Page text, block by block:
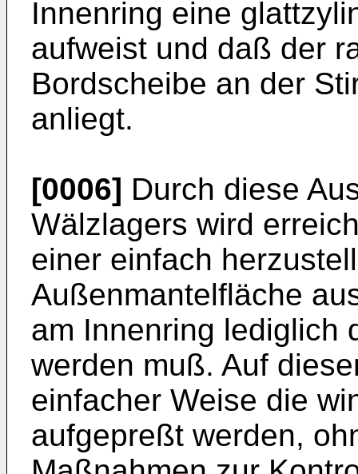
Innenring eine
aufweist und daß der
Bordscheibe an der
anliegt.
[0006] Durch diese
Wälzlagers wird
einer einfach
Außenmantelfläche
am Innenring lediglich
werden muß. Auf
einfacher Weise die
aufgepreßt werden,